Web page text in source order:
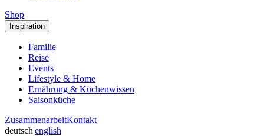
Shop
Inspiration
Familie
Reise
Events
Lifestyle & Home
Ernährung & Küchenwissen
Saisonküche
ZusammenarbeitKontakt
deutsch|english